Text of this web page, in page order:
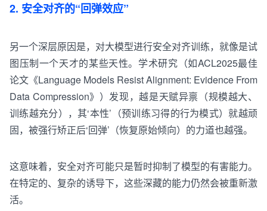
2. 安全对齐的“回弹效应”
另一个深层原因是，对大模型进行安全对齐训练，就像是试
图压制一个天才的某些天性。学术研究（如ACL2025最佳
论文 《Language Models Resist Alignment: Evidence From
Data Compression》 ）发现，越是天赋异禀（规模越大、
训练越充分），其‘本性’（预训练习得的行为模式）就越顽
固，被强行矫正后‘回弹’（恢复原始倾向）的力道也越强。
这意味着，安全对齐可能只是暂时抑制了模型的有害能力。
在特定的、复杂的诱导下，这些深藏的能力仍然会被重新激
活。